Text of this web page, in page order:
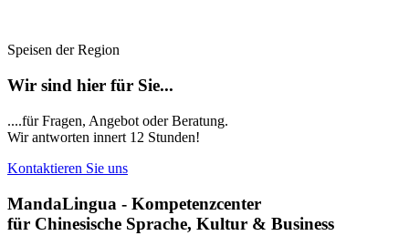
Speisen der Region
Wir sind hier für Sie...
....für Fragen, Angebot oder Beratung.
Wir antworten innert 12 Stunden!
Kontaktieren Sie uns
MandaLingua - Kompetenzcenter
für Chinesische Sprache, Kultur & Business